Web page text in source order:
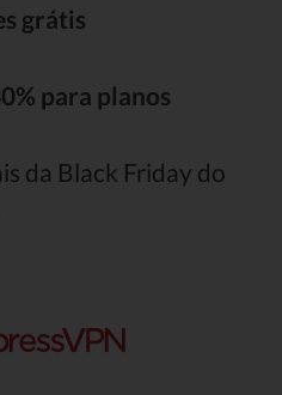
grátis
para planos
da Black Friday do